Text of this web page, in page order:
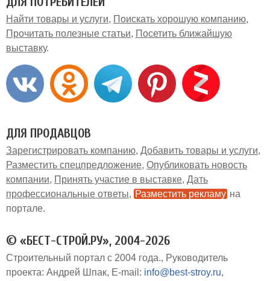
Найти товары и услуги
Поискать хорошую компанию
Прочитать полезные статьи
Посетить ближайшую
выставку
ДЛЯ ПРОДАВЦОВ
Зарегистрировать компанию Добавить товары и услуги
Разместить спецпредложение Опубликовать новость
компании
Принять участие в выставке Дать
профессиональные ответы
Разместить рекламу на
портале
© «БЕСТ-СТРОЙ.РУ», 2004-2026
Строительный портал с 2004 года.
Руководитель
проекта: Андрей Шпак E-mail: info@best-stroy.ru